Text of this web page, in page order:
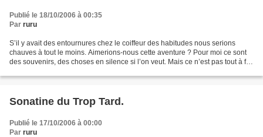
Publié le 18/10/2006 à 00:35
Par ruru
S’il y avait des entournures chez le coiffeur des habitudes nous serions
chauves à tout le moins. Aimerions-nous cette aventure ? Pour moi ce sont
des souvenirs, des choses en silence si l’on veut. Mais ce n’est pas tout à fait
Sonatine du Trop Tard.
Publié le 17/10/2006 à 00:00
Par ruru